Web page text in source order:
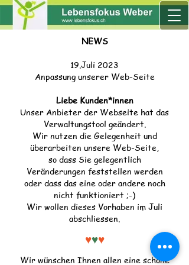
NEWS
19.Juli 2023
Anpassung unserer Web-Seite
Liebe Kunden*innen
Unser Anbieter der Webseite hat das
Verwaltungstool geändert.
Wir nutzen die Gelegenheit und
überarbeiten unsere Web-Seite,
so dass Sie gelegentlich
Veränderungen feststellen werden
oder dass das eine oder andere noch
nicht funktioniert ;-)
Wir wollen dieses Vorhaben im Juli
abschliessen.
♥♥♥
Wir wünschen Ihnen allen eine schöne